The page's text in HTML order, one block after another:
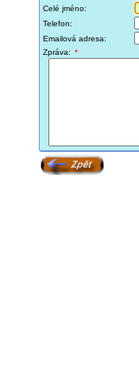
Celé jméno:
Telefon:
Emailová adresa:
Zpráva: *